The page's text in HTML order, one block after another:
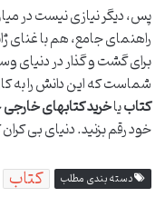
پس، دیگر نیازی نیست در
راهنمای جامع، هم با غنای
برای گشت و گذار در دنیای
شماست که این دانش را به
کتابیاخرید کتابهای خارجی
خود رقم بزنید. دنیای بی
دسته بندی مطلب کتاب